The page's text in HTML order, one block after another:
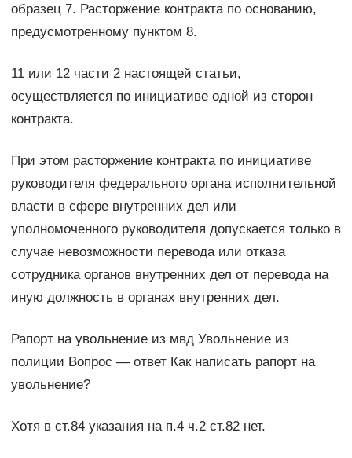
образец 7. Расторжение контракта по основанию,
предусмотренному пунктом 8.
11 или 12 части 2 настоящей статьи,
осуществляется по инициативе одной из сторон
контракта.
При этом расторжение контракта по инициативе
руководителя федерального органа исполнительной
власти в сфере внутренних дел или
уполномоченного руководителя допускается только в
случае невозможности перевода или отказа
сотрудника органов внутренних дел от перевода на
иную должность в органах внутренних дел.
Рапорт на увольнение из мвд Увольнение из
полиции Вопрос — ответ Как написать рапорт на
увольнение?
Хотя в ст.84 указания на п.4 ч.2 ст.82 нет.